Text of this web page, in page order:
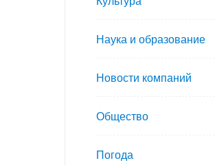
Наука и образование
Новости компаний
Общество
Погода